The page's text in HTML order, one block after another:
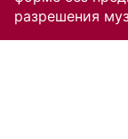
разрешения